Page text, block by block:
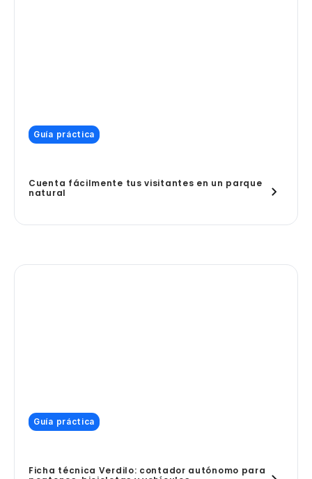
Guía práctica
Cuenta fácilmente tus visitantes en un parque
natural
Guía práctica
Ficha técnica Verdilo: contador autónomo para